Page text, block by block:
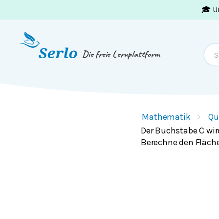
🎓
Die freie Lernplattform
Mathematik
Der Buchstabe C
Berechne den